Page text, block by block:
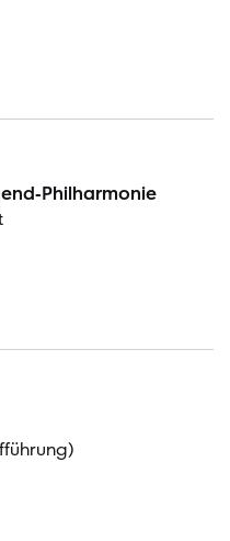
Philharmonie